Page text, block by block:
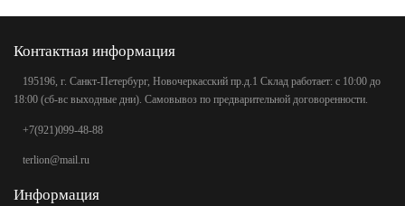
Контактная информация
195196, г. Санкт-Петербург, Новочеркасский пр.д.1 Склад работает: с 10:00 до
18:00 (сб-вс выходные дни). Самовывоз по предварительной договоренности.
+7(921)099-48-88
terlion@mail.ru
Информация